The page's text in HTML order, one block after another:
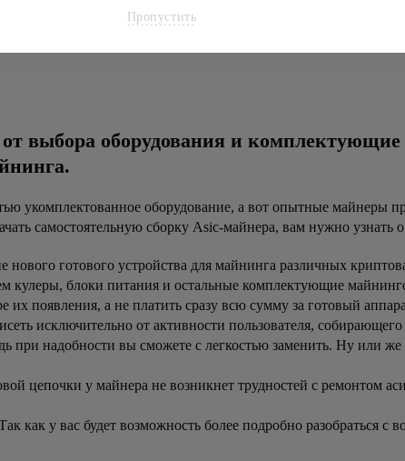
выбора оборудования и
укомплектованное оборудование, а вот опытные майнеры
самостоятельную сборку Asic-майнера, вам нужно узнать
нового готового устройства для майнинга различных
кулеры, блоки питания и остальные комплектующие
появления, а не платить сразу всю сумму за готовый
исключительно от активности пользователя, собирающего
при надобности вы сможете с легкостью заменить. Ну или
цепочки у майнера не возникнет трудностей с ремонтом
как у вас будет возможность более подробно разобраться с
Пропустить